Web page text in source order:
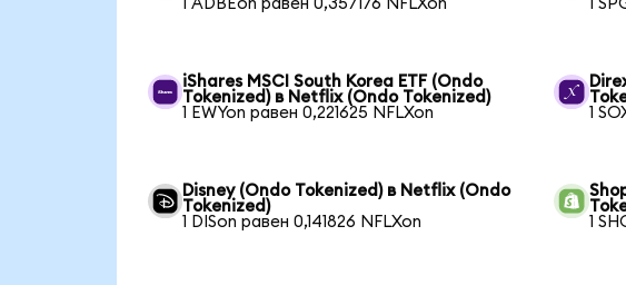
1 ADBEon равен 0,357176 NFLXon
1
iShares MSCI South Korea ETF (Ondo
Tokenized) в Netflix (Ondo Tokenized)
1 EWYon равен 0,221625 NFLXon
1
Disney (Ondo Tokenized) в Netflix (Ondo
Tokenized)
1 DISon равен 0,141826 NFLXon
1